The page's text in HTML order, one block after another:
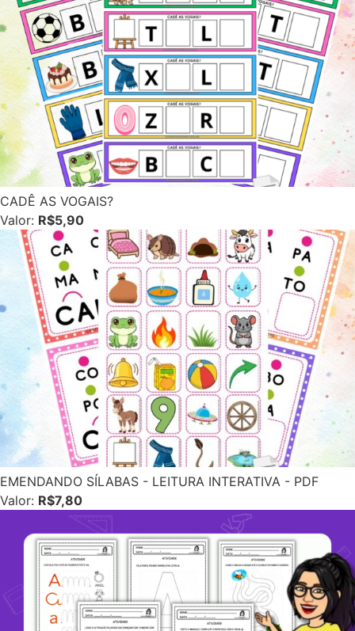
CADÊ AS VOGAIS?
Valor: R$5,90
EMENDANDO SÍLABAS - LEITURA INTERATIVA - PDF
Valor: R$7,80